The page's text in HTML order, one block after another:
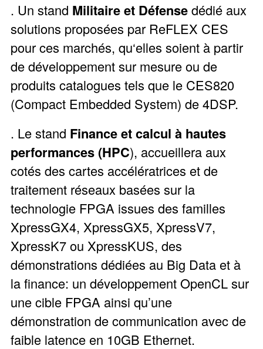
. Un stand Militaire et Défensedédié aux
solutions proposées par ReFLEX CES
pour ces marchés, qu‘elles soient à partir
de développement sur mesure ou de
produits catalogues tels que le CES820
(Compact Embedded System) de 4DSP.
. Le stand Finance etcalcul à hautes
performances (HPC), accueillera aux
cotés des cartes accélératrices et de
traitement réseaux basées sur la
technologie FPGA issues des familles
XpressGX4, XpressGX5, XpressV7,
XpressK7 ou XpressKUS, des
démonstrations dédiées au Big Data et à
la finance: un développement OpenCL sur
une cible FPGA ainsi qu’une
démonstration de communication avec de
faible latence en 10GB Ethernet.